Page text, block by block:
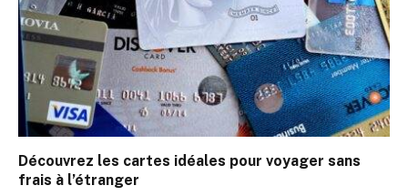
Découvrez les cartes idéales pour voyager sans
frais à l’étranger